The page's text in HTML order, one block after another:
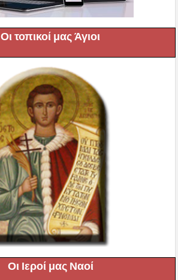
Οι τοπικοί μας Άγιοι
Οι Ιεροί μας Ναοί